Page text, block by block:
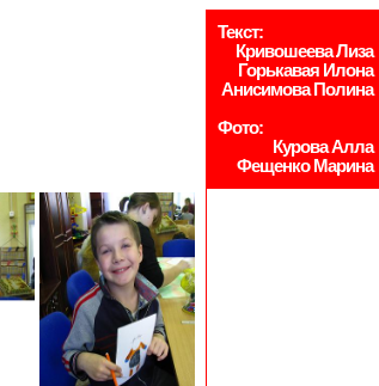
Текст:
Кривошеева Лиза
Горькавая Илона
Анисимова Полина
Фото:
Курова Алла
Фещенко Марина